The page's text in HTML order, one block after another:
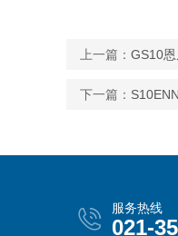
上一篇： GS10
下一篇：
服务热线
021-